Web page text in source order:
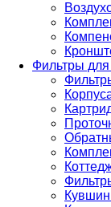
Фильтры